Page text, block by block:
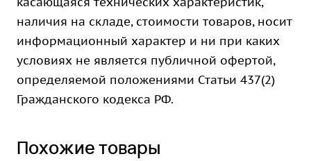
наличия на складе, стоимости товаров, носит
информационный характер и ни при каких
условиях не является публичной офертой,
определяемой положениями Статьи 437(2)
Гражданского кодекса РФ.
Похожие товары